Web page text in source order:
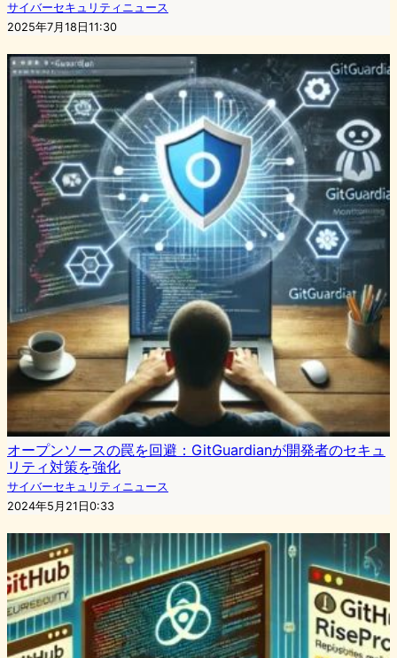
サイバーセキュリティニュース
2025年7月18日11:30
オープンソースの罠を回避：GitGuardianが開発者のセキュ
リティ対策を強化
サイバーセキュリティニュース
2024年5月21日0:33